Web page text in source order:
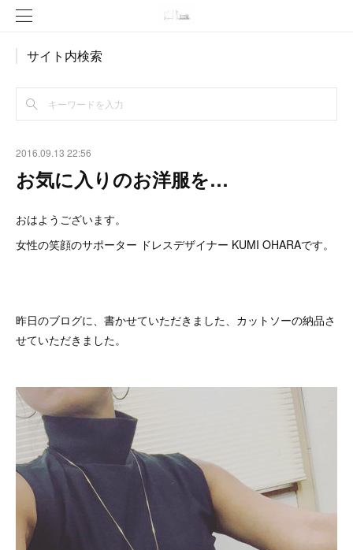
サイト内検索
2016.09.13 22:56
お気に入りのお洋服を…
おはようございます。
女性の笑顔のサポーター ドレスデザイナー KUMI OHARAです。
昨日のブログに、書かせていただきました、カットソーの納品さ
せていただきました。